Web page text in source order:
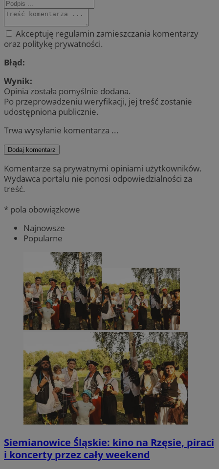
Akceptuję regulamin zamieszczania komentarzy
oraz politykę prywatności.
Błąd:
Wynik:
Opinia została pomyślnie dodana.
Po przeprowadzeniu weryfikacji, jej treść zostanie
udostępniona publicznie.
Trwa wysyłanie komentarza ...
Dodaj komentarz
Komentarze są prywatnymi opiniami użytkowników.
Wydawca portalu nie ponosi odpowiedzialności za
treść.
* pola obowiązkowe
Najnowsze
Popularne
Siemianowice Śląskie: kino na Rzęsie, piraci
i koncerty przez cały weekend